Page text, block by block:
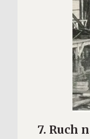
7. Ruch